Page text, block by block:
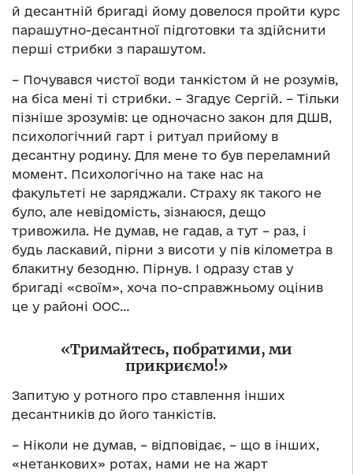
й десантній бригаді йому довелося пройти курс
парашутно-десантної підготовки та здійснити
перші стрибки з парашутом.
– Почувався чистої води танкістом й не розумів,
на біса мені ті стрибки. – Згадує Сергій. – Тільки
пізніше зрозумів: це одночасно закон для ДШВ,
психологічний гарт і ритуал прийому в
десантну родину. Для мене то був переламний
момент. Психологічно на таке нас на
факультеті не заряджали. Страху як такого не
було, але невідомість, зізнаюся, дещо
тривожила. Не думав, не гадав, а тут – раз, і
будь ласкавий, пірни з висоти у пів кілометра в
блакитну безодню. Пірнув. І одразу став у
бригаді «своїм», хоча по-справжньому оцінив
це у районі ООС…
«Тримайтесь, побратими, ми
прикриємо!»
Запитую у ротного про ставлення інших
десантників до його танкістів.
– Ніколи не думав, – відповідає, – що в інших,
«нетанкових» ротах, нами не на жарт